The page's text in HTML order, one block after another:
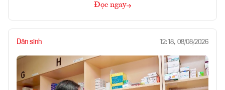
Đọc ngay
Dân sinh 12:18, 08/08/2026